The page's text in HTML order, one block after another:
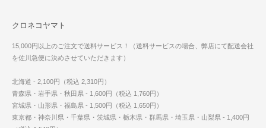
クロネコヤマト
15,000円以上のご注文で送料サービス！（送料サービスの場合、弊店にて配送会社
を佐川急便に決めさせていただきます）
北海道 - 2,100円（税込 2,310円）
青森県・岩手県・秋田県 - 1,600円（税込 1,760円）
宮城県・山形県・福島県 - 1,500円（税込 1,650円）
東京都・神奈川県・千葉県・茨城県・栃木県・群馬県・埼玉県・山梨県 - 1,400円